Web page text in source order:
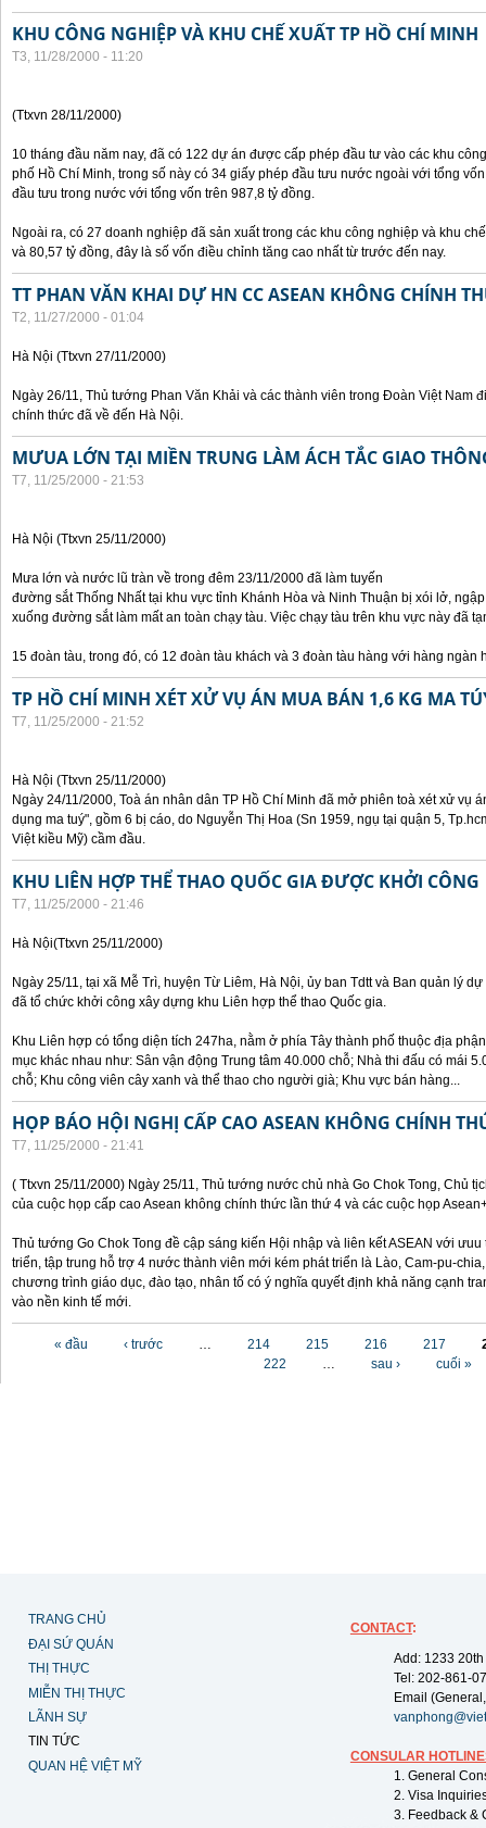
KHU CÔNG NGHIỆP VÀ KHU CHẾ XUẤT TP HỒ CHÍ MINH
T3, 11/28/2000 - 11:20
(Ttxvn 28/11/2000)
10 tháng đầu năm nay, đã có 122 dự án được cấp phép đầu tư vào các khu
phố Hồ Chí Minh, trong số này có 34 giấy phép đầu tưu nước ngoài với tổng
đầu tưu trong nước với tổng vốn trên 987,8 tỷ đồng.
Ngoài ra, có 27 doanh nghiệp đã sản xuất trong các khu công nghiệp và khu
và 80,57 tỷ đồng, đây là số vốn điều chỉnh tăng cao nhất từ trước đến nay.
TT PHAN VĂN KHAI DỰ HN CC ASEAN KHÔNG CHÍNH
T2, 11/27/2000 - 01:04
Hà Nội (Ttxvn 27/11/2000)
Ngày 26/11, Thủ tướng Phan Văn Khải và các thành viên trong Đoàn Việt Nam
chính thức đã về đến Hà Nội.
MƯUA LỚN TẠI MIỀN TRUNG LÀM ÁCH TẮC GIAO
T7, 11/25/2000 - 21:53
Hà Nội (Ttxvn 25/11/2000)
Mưa lớn và nước lũ tràn về trong đêm 23/11/2000 đã làm tuyến
đường sắt Thống Nhất tại khu vực tỉnh Khánh Hòa và Ninh Thuận bị xói lở,
xuống đường sắt làm mất an toàn chạy tàu. Việc chạy tàu trên khu vực này đã
15 đoàn tàu, trong đó, có 12 đoàn tàu khách và 3 đoàn tàu hàng với hàng
TP HỒ CHÍ MINH XÉT XỬ VỤ ÁN MUA BÁN 1,6 KG MA
T7, 11/25/2000 - 21:52
Hà Nội (Ttxvn 25/11/2000)
Ngày 24/11/2000, Toà án nhân dân TP Hồ Chí Minh đã mở phiên toà xét xử vụ
dụng ma tuý", gồm 6 bị cáo, do Nguyễn Thị Hoa (Sn 1959, ngụ tại quận 5,
Việt kiều Mỹ) cầm đầu.
KHU LIÊN HỢP THỂ THAO QUỐC GIA ĐƯỢC KHỞI CÔNG
T7, 11/25/2000 - 21:46
Hà Nội(Ttxvn 25/11/2000)
Ngày 25/11, tại xã Mễ Trì, huyện Từ Liêm, Hà Nội, ủy ban Tdtt và Ban quản lý
đã tổ chức khởi công xây dựng khu Liên hợp thể thao Quốc gia.
Khu Liên hợp có tổng diện tích 247ha, nằm ở phía Tây thành phố thuộc địa
mục khác nhau như: Sân vận động Trung tâm 40.000 chỗ; Nhà thi đấu có mái
chỗ; Khu công viên cây xanh và thể thao cho người già; Khu vực bán hàng...
HỌP BÁO HỘI NGHỊ CẤP CAO ASEAN KHÔNG CHÍNH
T7, 11/25/2000 - 21:41
( Ttxvn 25/11/2000) Ngày 25/11, Thủ tướng nước chủ nhà Go Chok Tong, Chủ
của cuộc họp cấp cao Asean không chính thức lần thứ 4 và các cuộc họp
Thủ tướng Go Chok Tong đề cập sáng kiến Hội nhập và liên kết ASEAN với
triển, tập trung hỗ trợ 4 nước thành viên mới kém phát triển là Lào, Cam-pu-
chương trình giáo dục, đào tạo, nhân tố có ý nghĩa quyết định khả năng cạnh
vào nền kinh tế mới.
« đầu ‹ trước … 214 215 216 217
222
… sau › cuối »
TRANG CHỦ
ĐẠI SỨ QUÁN
THỊ THỰC
MIỄN THỊ THỰC
LÃNH SỰ
TIN TỨC
QUAN HỆ VIỆT MỸ
CONTACT:
Add: 1233
Tel: 202-861-
Email
CONSULAR
1. General
2. Visa
3. Feedback &